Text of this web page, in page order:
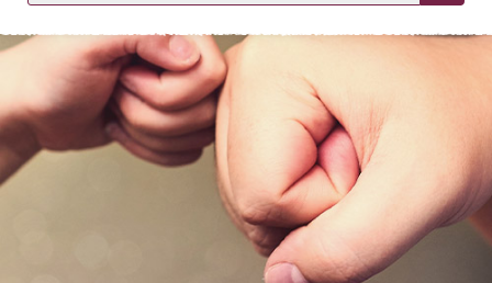
KIRJAUDU SISÄÄN
Etkö ole vielä asiakkaamme?
Luo asiakastili tästä!